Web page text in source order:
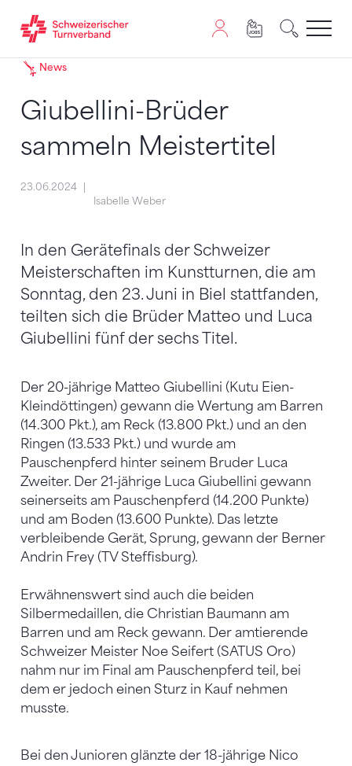
Zum Inhalt springen
Zur Sitemap navigieren
Zum Navigieren dieser Seite wird JavaScript benötigt.
News
Giubellini-Brüder
sammeln Meistertitel
23.06.2024
Isabelle Weber
In den Gerätefinals der Schweizer
Meisterschaften im Kunstturnen, die am
Sonntag, den 23. Juni in Biel stattfanden,
teilten sich die Brüder Matteo und Luca
Giubellini fünf der sechs Titel.
Der 20-jährige Matteo Giubellini (Kutu Eien-
Kleindöttingen) gewann die Wertung am Barren
(14.300 Pkt.), am Reck (13.800 Pkt.) und an den
Ringen (13.533 Pkt.) und wurde am
Pauschenpferd hinter seinem Bruder Luca
Zweiter. Der 21-jährige Luca Giubellini gewann
seinerseits am Pauschenpferd (14.200 Punkte)
und am Boden (13.600 Punkte). Das letzte
verbleibende Gerät, Sprung, gewann der Berner
Andrin Frey (TV Steffisburg).
Erwähnenswert sind auch die beiden
Silbermedaillen, die Christian Baumann am
Barren und am Reck gewann. Der amtierende
Schweizer Meister Noe Seifert (SATUS Oro)
nahm nur im Final am Pauschenpferd teil, bei
dem er jedoch einen Sturz in Kauf nehmen
musste.
Bei den Junioren glänzte der 18-jährige Nico